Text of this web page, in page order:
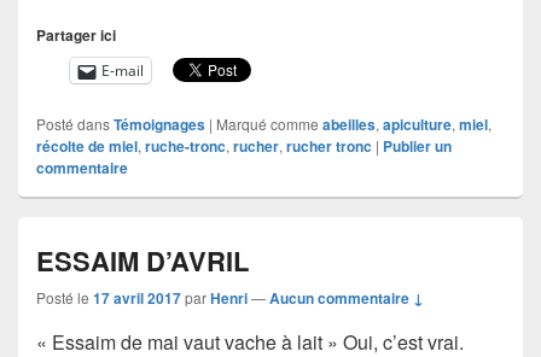
Partager ici
E-mail
Posté dansTémoignages | Marqué comme abeilles, apiculture, miel,
récolte de miel, ruche-tronc, rucher, rucher tronc | Publier un
commentaire
ESSAIM D’AVRIL
Posté le 17 avril 2017parHenri—Aucun commentaire ↓
« Essaim de mai vaut vache à lait » Oui, c’est vrai.